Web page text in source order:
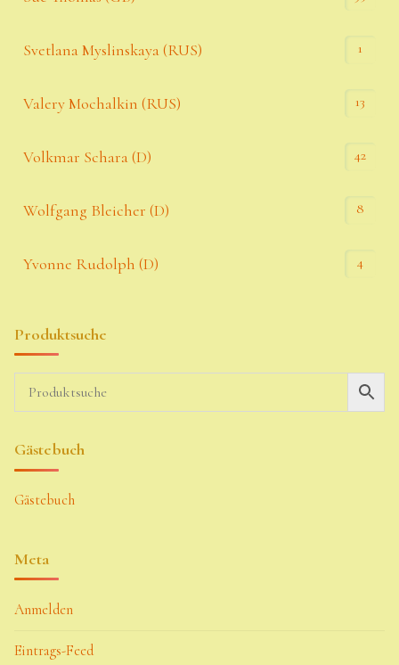
Svetlana Myslinskaya (RUS) 1
Valery Mochalkin (RUS) 13
Volkmar Schara (D) 42
Wolfgang Bleicher (D) 8
Yvonne Rudolph (D) 4
Produktsuche
Gästebuch
Gästebuch
Meta
Anmelden
Eintrags-Feed